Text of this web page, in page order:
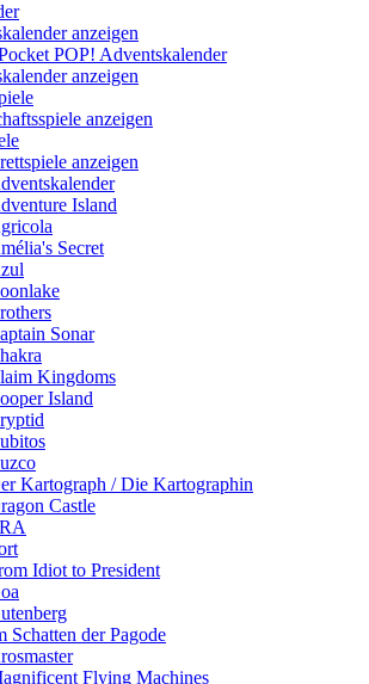
anzeigen
POP! Adventskalender
anzeigen
anzeigen
anzeigen
Island
Secret
Sonar
Kingdoms
Island
Kartograph / Die Kartographin
Castle
Idiot to President
Schatten der Pagode
Flying Machines